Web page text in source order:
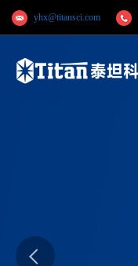
yhx@titansci.com